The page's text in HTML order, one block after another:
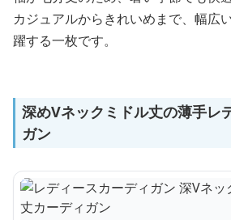
カジュアルからきれいめまで、幅広
躍する一枚です。
深めVネックミドル丈の薄手レ
ガン